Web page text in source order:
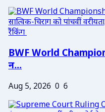
BWF World
न...
Aug 5, 2026 0 6